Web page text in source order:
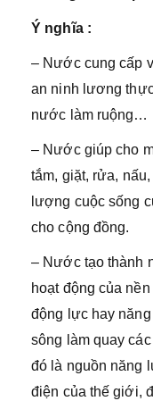
Ý nghĩa :
– Nước cung cấp
an ninh lương
nước làm ruộng…
– Nước giúp cho
tắm, giặt, rửa,
lượng cuộc sống
cho cộng đồng.
– Nước tạo thành
hoạt động của
động lực hay
sông làm quay
đó là nguồn năng
điện của thế giới,